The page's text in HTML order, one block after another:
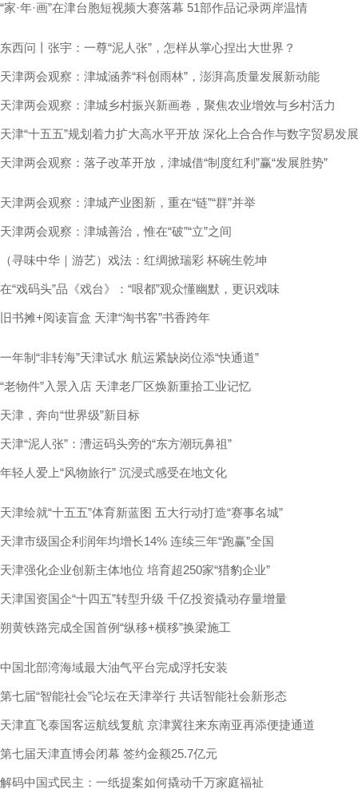
“家·年·画”在津台胞短视频大赛落幕 51部作品记录两岸温情
东西问丨张宇：一尊“泥人张”，怎样从掌心捏出大世界？
天津两会观察：津城涵养“科创雨林”，澎湃高质量发展新动能
天津两会观察：津城乡村振兴新画卷，聚焦农业增效与乡村活力
天津“十五五”规划着力扩大高水平开放 深化上合合作与数字贸易发展
天津两会观察：落子改革开放，津城借“制度红利”赢“发展胜势”
天津两会观察：津城产业图新，重在“链”“群”并举
天津两会观察：津城善治，惟在“破”“立”之间
（寻味中华｜游艺）戏法：红绸掀瑞彩 杯碗生乾坤
在“戏码头”品《戏台》：“哏都”观众懂幽默，更识戏味
旧书摊+阅读盲盒 天津“淘书客”书香跨年
一年制“非转海”天津试水 航运紧缺岗位添“快通道”
“老物件”入景入店 天津老厂区焕新重拾工业记忆
天津，奔向“世界级”新目标
天津“泥人张”：漕运码头旁的“东方潮玩鼻祖”
年轻人爱上“风物旅行” 沉浸式感受在地文化
天津绘就“十五五”体育新蓝图 五大行动打造“赛事名城”
天津市级国企利润年均增长14% 连续三年“跑赢”全国
天津强化企业创新主体地位 培育超250家“猎豹企业”
天津国资国企“十四五”转型升级 千亿投资撬动存量增量
朔黄铁路完成全国首例“纵移+横移”换梁施工
中国北部湾海域最大油气平台完成浮托安装
第七届“智能社会”论坛在天津举行 共话智能社会新形态
天津直飞泰国客运航线复航 京津冀往来东南亚再添便捷通道
第七届天津直博会闭幕 签约金额25.7亿元
解码中国式民主：一纸提案如何撬动千万家庭福祉